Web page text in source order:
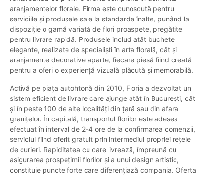
aranjamentelor florale. Firma este cunoscută pentru
serviciile și produsele sale la standarde înalte, punând la
dispoziție o gamă variată de flori proaspete, pregătite
pentru livrare rapidă. Produsele includ atât buchete
elegante, realizate de specialiști în arta florală, cât și
aranjamente decorative aparte, fiecare piesă fiind creată
pentru a oferi o experiență vizuală plăcută și memorabilă.
Activă pe piața autohtonă din 2010, Floria a dezvoltat un
sistem eficient de livrare care ajunge atât în București, cât
și în peste 100 de alte localități din țară sau din afara
granițelor. În capitală, transportul florilor este adesea
efectuat în interval de 2-4 ore de la confirmarea comenzii,
serviciul fiind oferit gratuit prin intermediul propriei rețele
de curieri. Rapiditatea cu care livrează, împreună cu
asigurarea prospețimii florilor și a unui design artistic,
constituie puncte forte care diferențiază compania. Oferta